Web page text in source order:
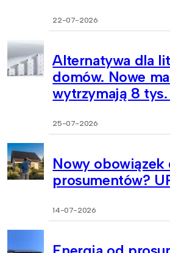
22-07-2026
Alternatywa dla
domów. Nowe
wytrzymają 8
25-07-2026
Nowy obowiązek
prosumentów?
14-07-2026